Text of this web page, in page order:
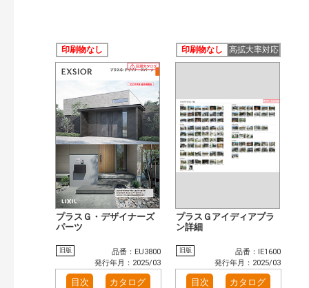
印刷物なし
プラスＧ・デザイナーズ
パーツ
旧版
品番：EU3800
発行年月：2025/03
目次 カタログ
印刷物なし 高拡大率対応
プラスＧアイディアプラ
ン詳細
旧版
品番：IE1600
発行年月：2025/03
目次 カタログ